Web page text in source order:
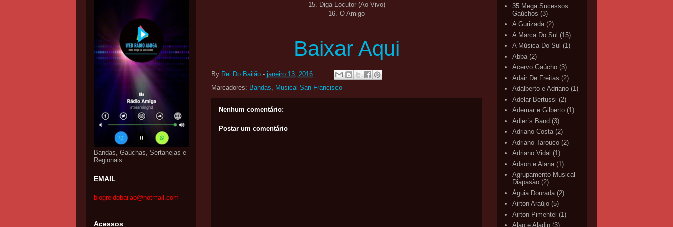
15. Diga Locutor (Ao Vivo)
16. O Amigo
Baixar Aqui
By Rei Do Bailão - janeiro 13, 2016
Marcadores: Bandas, Musical San Francisco
Nenhum comentário:
Postar um comentário
Bandas, Gaúchas, Sertanejas e
Regionais
EMAIL
blogreidobailao@hotmail.com
Acessos
35 Mega Sucessos
Gaúchos (3)
A Gurizada (2)
A Marca Do Sul (15)
A Música Do Sul (1)
Abba (2)
Acervo Gaúcho (3)
Adair De Freitas (2)
Adalberto e Adriano (1)
Adelar Bertussi (2)
Ademar e Gilberto (1)
Adler`s Band (3)
Adriano Costa (2)
Adriano Tarouco (2)
Adriano Vidal (1)
Adson e Alana (1)
Agrupamento Musical
Diapasão (2)
Águia Dourada (2)
Airton Araújo (5)
Airton Pimentel (1)
Alan e Aladin (3)